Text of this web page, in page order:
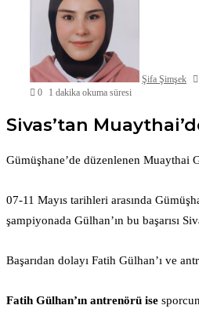
Şifa Şimşek
0
1 dakika okuma süresi
Sivas’tan
Gümüşhane’de düzenlenen Muaythai
07-11 Mayıs tarihleri arasında
şampiyonada Gülhan’ın bu başarısı
Başarıdan dolayı Fatih Gülhan’ı ve
Fatih Gülhan’ın antrenörü ise